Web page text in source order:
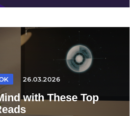
26.03.2026
with These Top